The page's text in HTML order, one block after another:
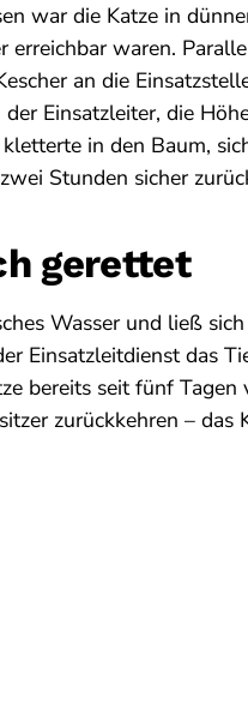
war die Katze in
erreichbar waren.
an die
Einsatzleiter, die
in den Baum,
Stunden sicher
gerettet
Wasser und ließ
Einsatzleitdienst das
bereits seit fünf
zurückkehren –